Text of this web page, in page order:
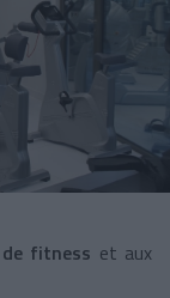
fitness et aux